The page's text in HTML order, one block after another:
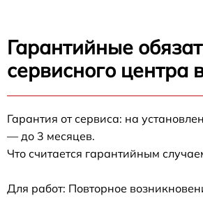
Гарантийные
сервисного центра
Гарантия от сервиса: на
— до 3 месяцев.
Что считается гарантийным
Для работ: Повторное